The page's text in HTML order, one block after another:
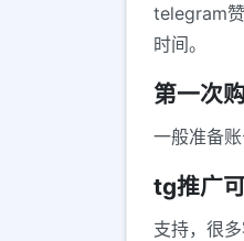
telegram
时间。
第一次
一般准备
tg推广
支持，很